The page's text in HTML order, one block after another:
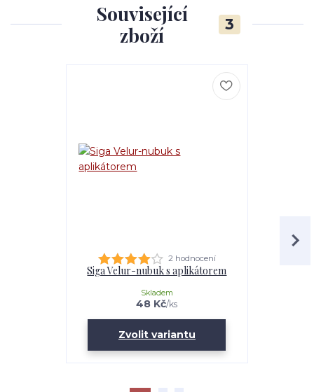
Související
zboží
3
2 hodnocení
Siga Velur-nubuk s aplikátorem
48 Kč/ks
Skladem
Zvolit variantu